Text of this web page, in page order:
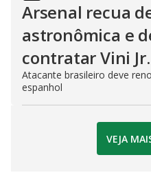
Arsenal recua
astronômica e
contratar Vini
Atacante brasileiro deve
espanhol
VEJA